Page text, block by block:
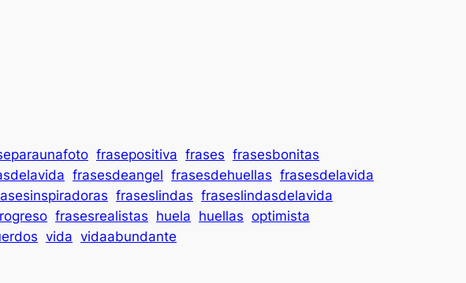
frasepositiva frases frasesbonitas
frasesdeangel frasesdehuellas frasesdelavida
fraseslindas fraseslindasdelavida
frasesrealistas huela huellas optimista
vida vidaabundante